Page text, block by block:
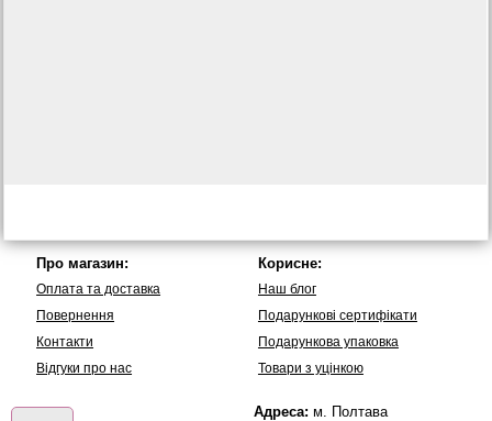
Про магазин:
Оплата та доставка
Повернення
Контакти
Вiдгуки про нас
Корисне:
Наш блог
Подарункові сертифікати
Подарункова упаковка
Товари з уцінкою
Адреса: м. Полтава